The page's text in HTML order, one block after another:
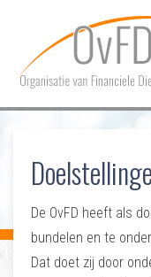
De OvFD heeft als
bundelen en te
Dat doet zij door